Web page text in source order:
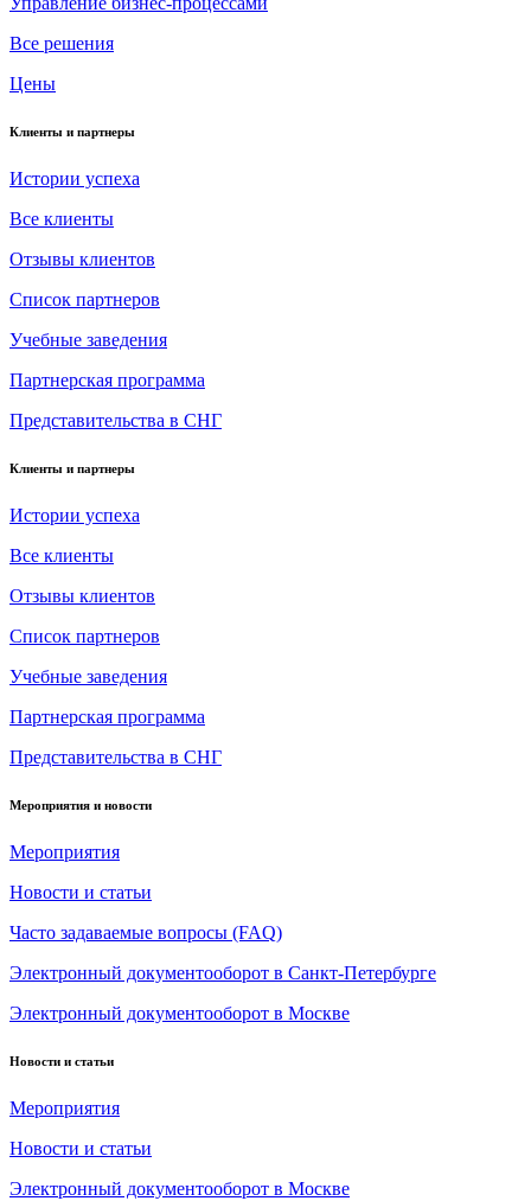
Все решения
Цены
Клиенты и партнеры
Истории успеха
Все клиенты
Отзывы клиентов
Список партнеров
Учебные заведения
Партнерская программа
Представительства в СНГ
Клиенты и партнеры
Истории успеха
Все клиенты
Отзывы клиентов
Список партнеров
Учебные заведения
Партнерская программа
Представительства в СНГ
Мероприятия и новости
Мероприятия
Новости и статьи
Часто задаваемые вопросы (FAQ)
Электронный документооборот в Санкт-Петербурге
Электронный документооборот в Москве
Новости и статьи
Мероприятия
Новости и статьи
Электронный документооборот в Москве